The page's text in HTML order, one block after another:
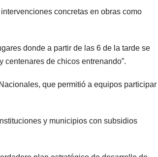
concretas en obras como
donde a partir de las 6 de la tarde se
de chicos entrenando”.
que permitió a equipos participar
y municipios con subsidios